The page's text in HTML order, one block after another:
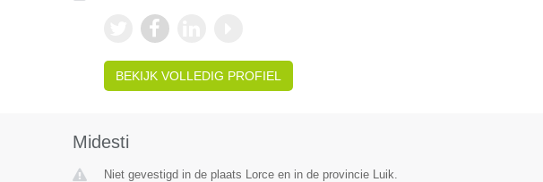
BEKIJK VOLLEDIG PROFIEL
Midesti
Niet gevestigd in de plaats Lorce en in de provincie Luik.